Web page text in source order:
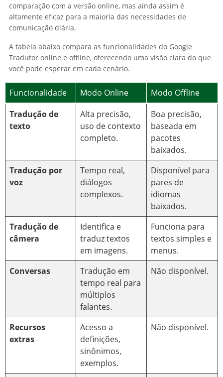
comparação com a versão online, mas ainda assim é
altamente eficaz para a maioria das necessidades de
comunicação diária.
A tabela abaixo compara as funcionalidades do Google
Tradutor online e offline, oferecendo uma visão clara do que
você pode esperar em cada cenário.
Funcionalidade Modo Online
Modo Offline
Tradução de
texto
Alta precisão,
uso de contexto
completo.
Boa precisão,
baseada em
pacotes
baixados.
Tradução por
voz
Tempo real,
diálogos
complexos.
Disponível para
pares de
idiomas
baixados.
Tradução de
câmera
Identifica e
traduz textos
em imagens.
Funciona para
textos simples e
menus.
Conversas
Tradução em
tempo real para
múltiplos
falantes.
Não disponível.
Recursos
extras
Acesso a
definições,
sinônimos,
exemplos.
Não disponível.